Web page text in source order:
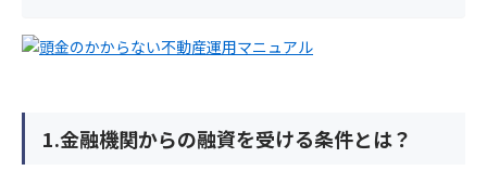
1.金融機関からの融資を受ける条件とは？
7）個人データの第三者への提供
ージに記載してあります。
上記の利用目的を変更する場合には、相当の関連性を有すると合
お住まいの都道府県
電話番号
1）法令等の遵守
②当社事業に関してご請求いただいた各種資料を発送するため。
の委託を行う保険会社の利用目的は、それぞれの会社のホームペ